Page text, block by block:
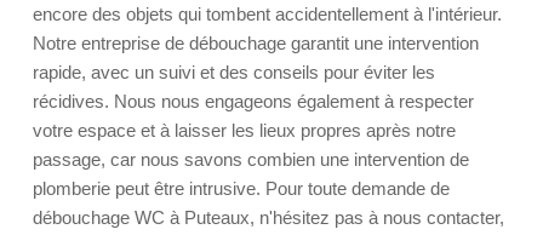
encore des objets qui tombent accidentellement à l'intérieur.
Notre entreprise de débouchage garantit une intervention
rapide, avec un suivi et des conseils pour éviter les
récidives. Nous nous engageons également à respecter
votre espace et à laisser les lieux propres après notre
passage, car nous savons combien une intervention de
plomberie peut être intrusive. Pour toute demande de
débouchage WC à Puteaux, n'hésitez pas à nous contacter,